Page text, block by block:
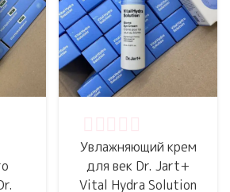
Увлажняющий крем
для век Dr. Jart+
Vital Hydra Solution